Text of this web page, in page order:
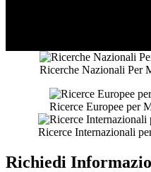
Ricerche Nazionali Per
Ricerce Europee per
Ricerce Internazionali
Richiedi